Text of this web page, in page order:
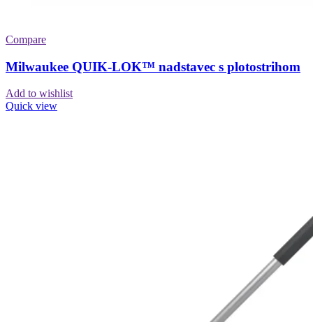
Compare
Milwaukee QUIK-LOK™ nadstavec s plotostrihom
Add to wishlist
Quick view